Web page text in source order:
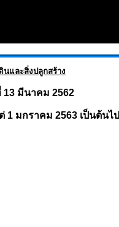
และสิ่งปลูกสร้าง
13 มีนาคม 2562
1 มกราคม 2563 เป็นต้นไป